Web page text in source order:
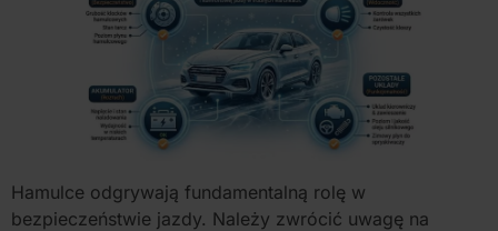
Hamulce odgrywają fundamentalną rolę w
bezpieczeństwie jazdy. Należy zwrócić uwagę na